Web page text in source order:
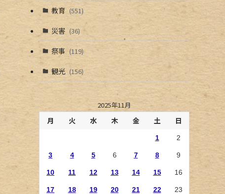
教育 (551)
災害 (36)
祭事 (119)
観光 (156)
2025年11月
月 火 水 木 金 土 日
1 2
3 4 5 6 7 8 9
10 11 12 13 14 15 16
17 18 19 20 21 22 23